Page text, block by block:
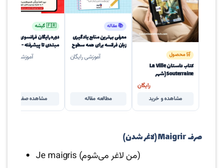
🛒 محصول
کتاب داستان La Ville
Souterraine (شهر
زیرزمینی) سطح A2 زبانرایگان
مشاهده و خرید
📚 مقاله
معرفی بهترین منابع یادگیری
زبان فرانسه برای همه سطوح
(کتاب‌، اپلیکیشن و سایت‌)
آموزشی رایگان
مطالعه مقاله
🇫🇷 گیشه
دوره رایگان فرانسوی از
آموزشی رایگان
مشاهده صفحه
صرف Maigrir (لاغر شدن)
Je maigris (من لاغر می‌شوم)